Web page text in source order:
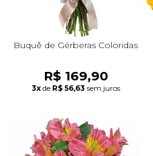
Buquê de Gérberas Coloridas
R$ 169,90
3x de R$ 56,63 sem juros